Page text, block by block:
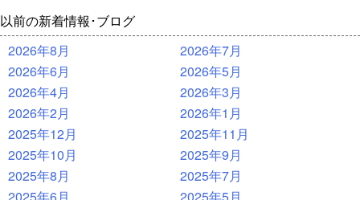
以前の新着情報･ブログ
2026年8月
2026年7月
2026年6月
2026年5月
2026年4月
2026年3月
2026年2月
2026年1月
2025年12月
2025年11月
2025年10月
2025年9月
2025年8月
2025年7月